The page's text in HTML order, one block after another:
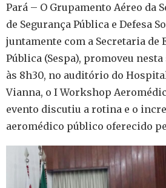
Pará – O Grupamento Aéreo da
de Segurança Pública e Defesa
juntamente com a Secretaria de
Pública (Sespa), promoveu
às 8h30, no auditório do
Vianna, o I Workshop
evento discutiu a rotina e o
aeromédico público oferecido